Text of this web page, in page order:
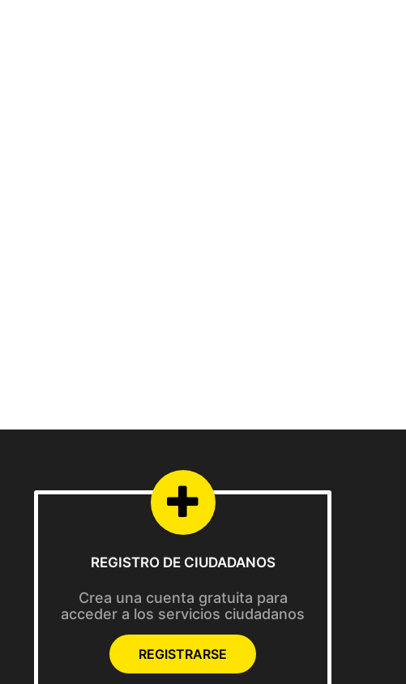
REGISTRO DE CIUDADANOS
Crea una cuenta gratuita para
acceder a los servicios ciudadanos
REGISTRARSE